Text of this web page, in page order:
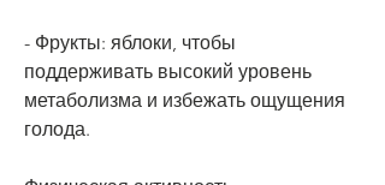
- Фрукты: яблоки, чтобы
поддерживать высокий уровень
метаболизма и избежать ощущения
голода.